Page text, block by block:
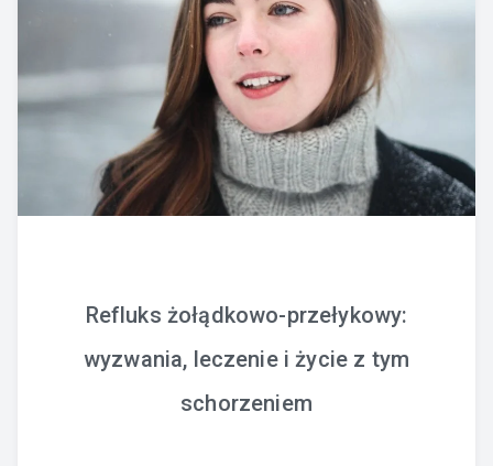
Refluks żołądkowo-przełykowy:
wyzwania, leczenie i życie z tym
schorzeniem